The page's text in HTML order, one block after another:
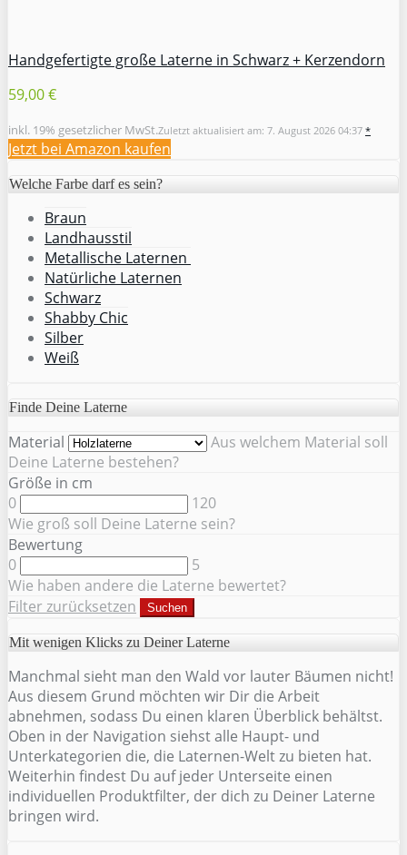
Handgefertigte große Laterne in Schwarz + Kerzendorn
59,00 €
inkl. 19% gesetzlicher MwSt.Zuletzt aktualisiert am: 7. August 2026 04:37 *
Jetzt bei Amazon kaufen
Welche Farbe darf es sein?
Braun
Landhausstil
Metallische Laternen
Natürliche Laternen
Schwarz
Shabby Chic
Silber
Weiß
Finde Deine Laterne
Material
Aus welchem Material soll
Deine Laterne bestehen?
Größe in cm
0
120
Wie groß soll Deine Laterne sein?
Bewertung
0
5
Wie haben andere die Laterne bewertet?
Filter zurücksetzen
Suchen
Mit wenigen Klicks zu Deiner Laterne
Manchmal sieht man den Wald vor lauter Bäumen nicht!
Aus diesem Grund möchten wir Dir die Arbeit
abnehmen, sodass Du einen klaren Überblick behältst.
Oben in der Navigation siehst alle Haupt- und
Unterkategorien die, die Laternen-Welt zu bieten hat.
Weiterhin findest Du auf jeder Unterseite einen
individuellen Produktfilter, der dich zu Deiner Laterne
bringen wird.